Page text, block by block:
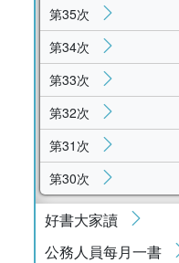
第35次
第34次
第33次
第32次
第31次
第30次
好書大家讀
公務人員每月一書